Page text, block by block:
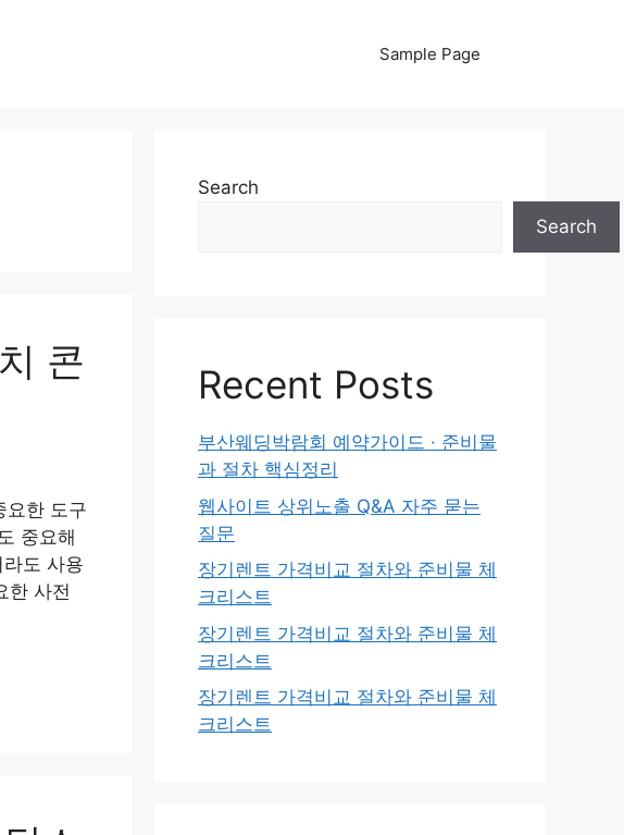
Sample Page
콘
요한 도구
중요해
도 사용
한 사전
Search
Search
Recent Posts
부산웨딩박람회 예약가이드 · 준비물
과 절차 핵심정리
웹사이트 상위노출 Q&A 자주 묻는
질문
장기렌트 가격비교 절차와 준비물 체
크리스트
장기렌트 가격비교 절차와 준비물 체
크리스트
장기렌트 가격비교 절차와 준비물 체
크리스트